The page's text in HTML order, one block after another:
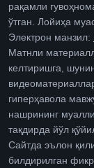
рақамли
ўтган. Лойиҳа
Электрон манзил:
Матнли
келтиришга,
гиперҳавола
нашрининг
тақдирда йўл
Сайтда эълон
билдирилган